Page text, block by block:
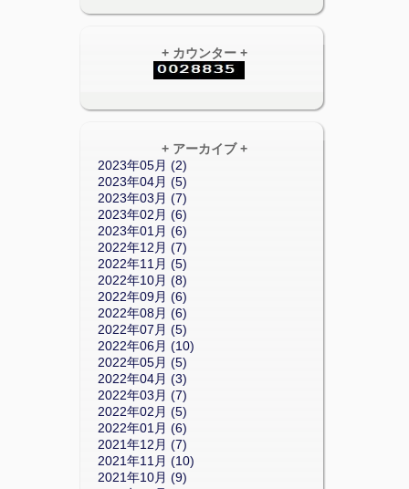
+ カウンター +
+ アーカイブ +
2023年05月 (2)
2023年04月 (5)
2023年03月 (7)
2023年02月 (6)
2023年01月 (6)
2022年12月 (7)
2022年11月 (5)
2022年10月 (8)
2022年09月 (6)
2022年08月 (6)
2022年07月 (5)
2022年06月 (10)
2022年05月 (5)
2022年04月 (3)
2022年03月 (7)
2022年02月 (5)
2022年01月 (6)
2021年12月 (7)
2021年11月 (10)
2021年10月 (9)